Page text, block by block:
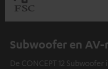
Subwoofer en
De CONCEPT 12 Subwoofer